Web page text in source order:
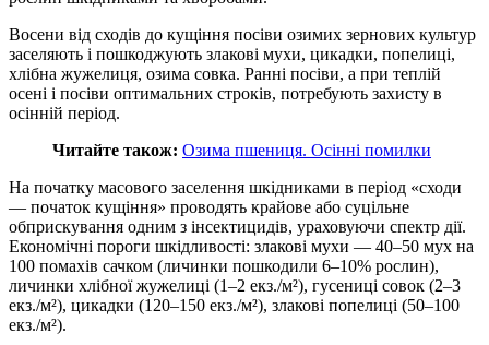
Восени від сходів до кущіння посіви озимих зернових культур
заселяють і пошкоджують злакові мухи, цикадки, попелиці,
хлібна жужелиця, озима совка. Ранні посіви, а при теплій
осені і посіви оптимальних строків, потребують захисту в
осінній період.
Читайте також: Озима пшениця. Осінні помилки
На початку масового заселення шкідниками в період «сходи
— початок кущіння» проводять крайове або суцільне
обприскування одним з інсектицидів, ураховуючи спектр дії.
Економічні пороги шкідливості: злакові мухи — 40–50 мух на
100 помахів сачком (личинки пошкодили 6–10% рослин),
личинки хлібної жужелиці (1–2 екз./м²), гусениці совок (2–3
екз./м²), цикадки (120–150 екз./м²), злакові попелиці (50–100
екз./м²).